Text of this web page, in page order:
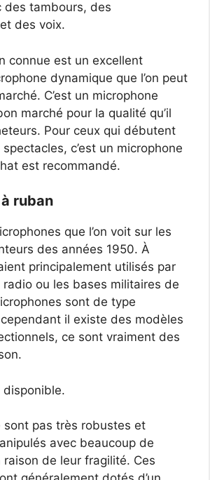
des tambours, des
des voix.
connue est un excellent
dynamique que l’on peut
C’est un microphone
marché pour la qualité qu’il
Pour ceux qui débutent
c’est un microphone
est recommandé.
ruban
que l’on voit sur les
des années 1950. À
principalement utilisés par
ou les bases militaires de
sont de type
il existe des modèles
ce sont vraiment des
disponible.
sont pas très robustes et
avec beaucoup de
raison de leur fragilité. Ces